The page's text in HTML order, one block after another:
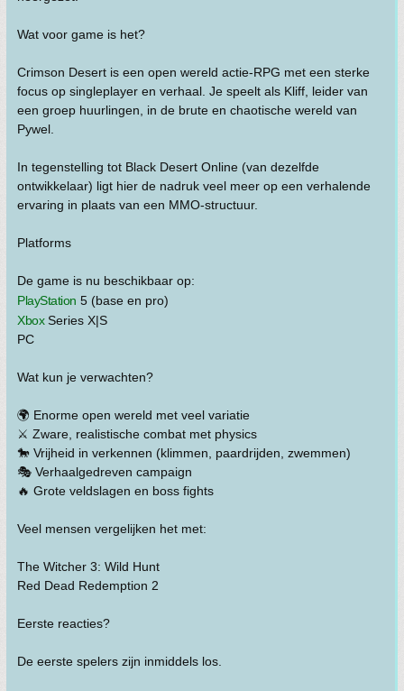
Wat voor game is het?
Crimson Desert is een open wereld actie-RPG met een sterke
focus op singleplayer en verhaal. Je speelt als Kliff, leider van
een groep huurlingen, in de brute en chaotische wereld van
Pywel.
In tegenstelling tot Black Desert Online (van dezelfde
ontwikkelaar) ligt hier de nadruk veel meer op een verhalende
ervaring in plaats van een MMO-structuur.
Platforms
De game is nu beschikbaar op:
PlayStation 5 (base en pro)
XboxSeries X|S
PC
Wat kun je verwachten?
🌍 Enorme open wereld met veel variatie
⚔️ Zware, realistische combat met physics
🐎 Vrijheid in verkennen (klimmen, paardrijden, zwemmen)
🎭 Verhaalgedreven campaign
🔥 Grote veldslagen en boss fights
Veel mensen vergelijken het met:
The Witcher 3: Wild Hunt
Red Dead Redemption 2
Eerste reacties?
De eerste spelers zijn inmiddels los.